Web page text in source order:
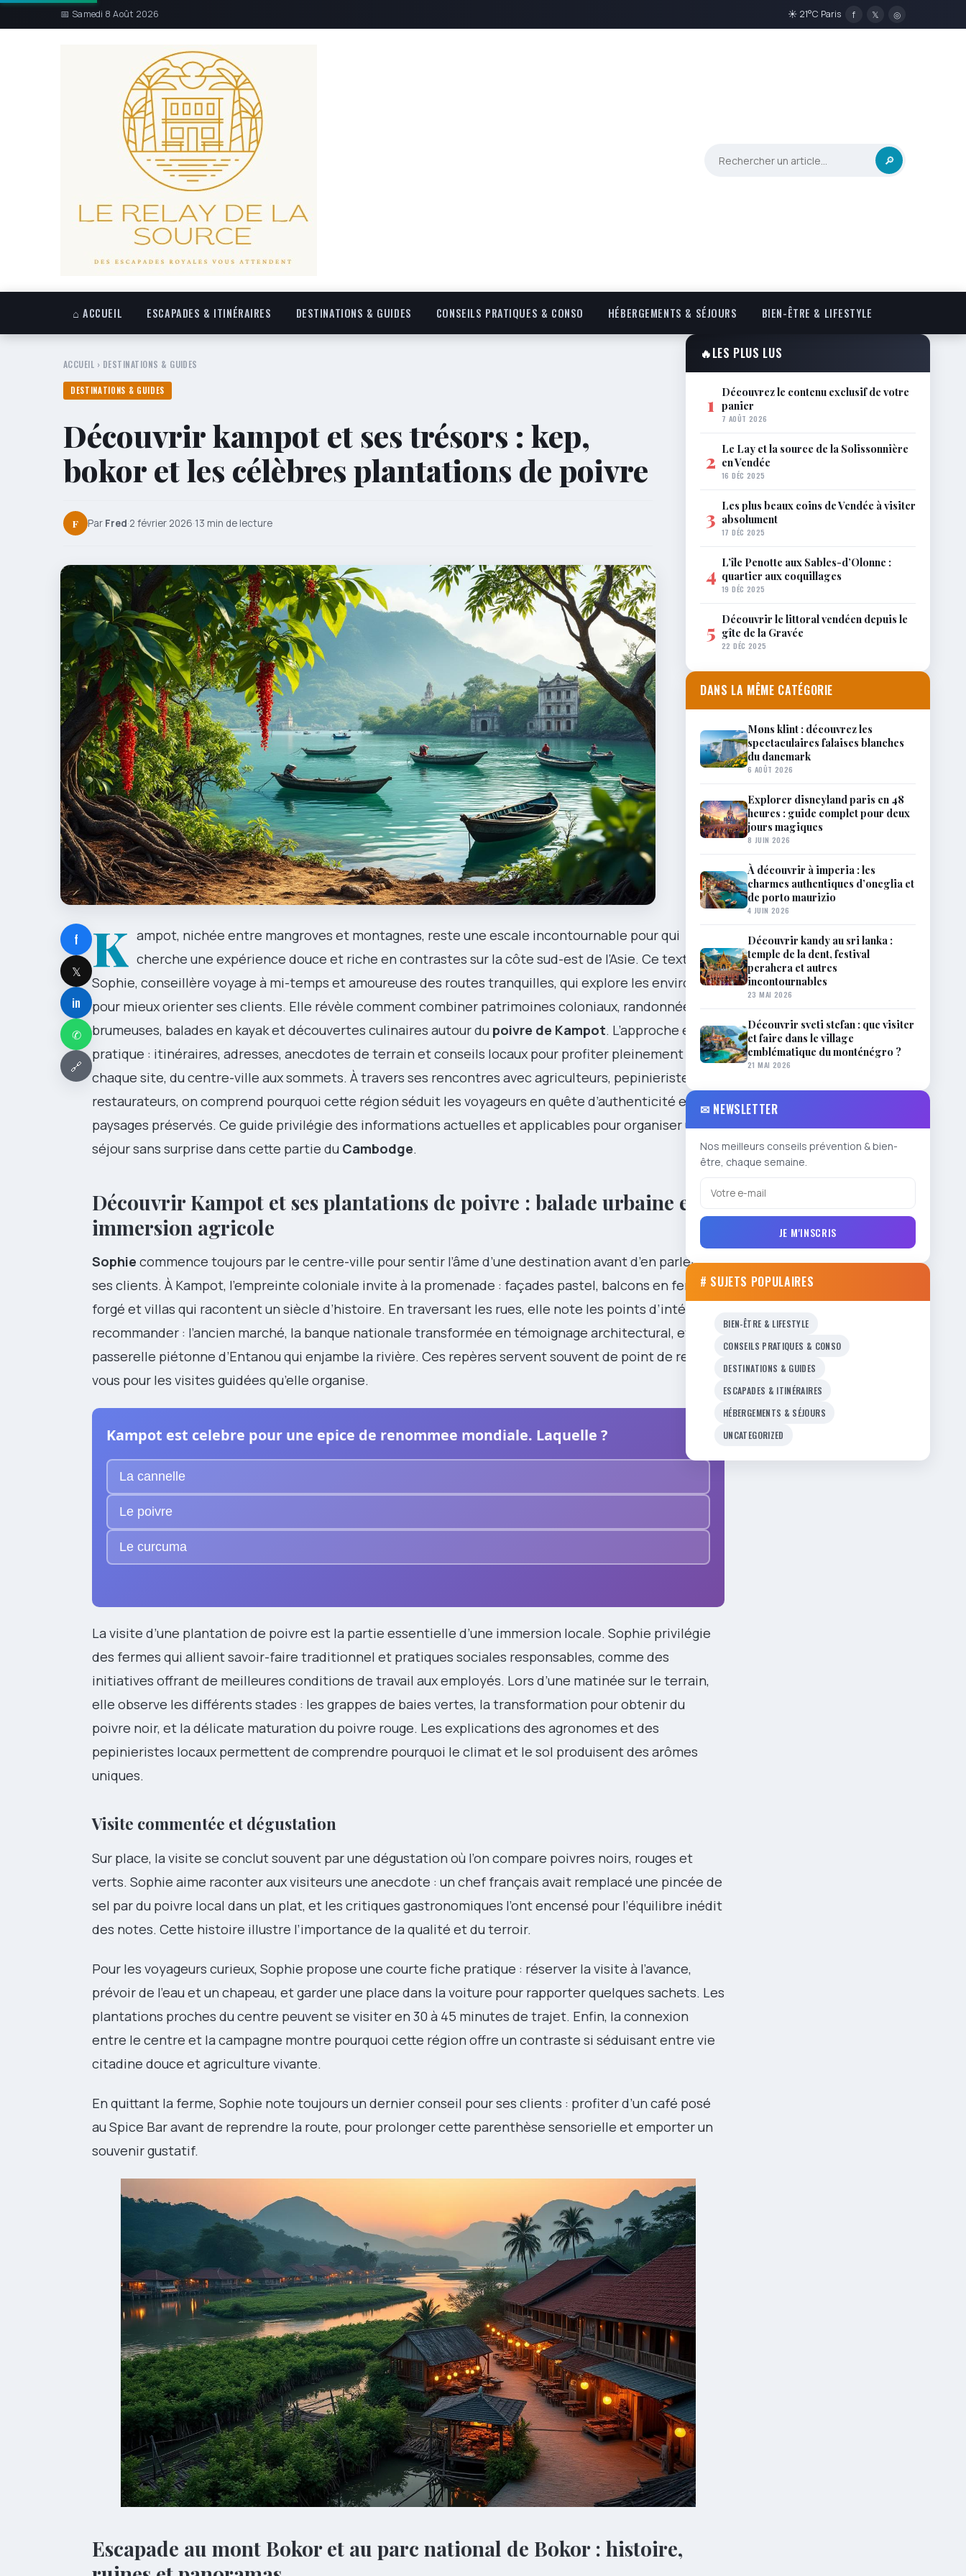
📅 Samedi 8 Août 2026 ☀ 21°C Paris f 𝕏 ◎
🔎
⌂ ACCUEIL ESCAPADES & ITINÉRAIRES DESTINATIONS & GUIDES CONSEILS PRATIQUES & CONSO HÉBERGEMENTS & SÉJOURS BIEN-ÊTRE & LIFESTYLE
ACCUEIL › DESTINATIONS & GUIDES
DESTINATIONS & GUIDES
Découvrir kampot et ses trésors : kep,
bokor et les célèbres plantations de poivre
F Par Fred·2 février 2026·13 min de lecture
f
𝕏
in
✆
🔗
K ampot, nichée entre mangroves et montagnes, reste une escale incontournable pour qui
cherche une expérience douce et riche en contrastes sur la côte sud-est de l’Asie. Ce texte suit
Sophie, conseillère voyage à mi-temps et amoureuse des routes tranquilles, qui explore les environs
pour mieux orienter ses clients. Elle révèle comment combiner patrimoines coloniaux, randonnées
brumeuses, balades en kayak et découvertes culinaires autour du poivre de Kampot. L’approche est
pratique : itinéraires, adresses, anecdotes de terrain et conseils locaux pour profiter pleinement de
chaque site, du centre-ville aux sommets. À travers ses rencontres avec agriculteurs, pepinieristes et
restaurateurs, on comprend pourquoi cette région séduit les voyageurs en quête d’authenticité et de
paysages préservés. Ce guide privilégie des informations actuelles et applicables pour organiser un
séjour sans surprise dans cette partie du Cambodge.
Découvrir Kampot et ses plantations de poivre : balade urbaine et
immersion agricole
Sophie commence toujours par le centre-ville pour sentir l’âme d’une destination avant d’en parler à
ses clients. À Kampot, l’empreinte coloniale invite à la promenade : façades pastel, balcons en fer
forgé et villas qui racontent un siècle d’histoire. En traversant les rues, elle note les points d’intérêt à
recommander : l’ancien marché, la banque nationale transformée en témoignage architectural, et la
passerelle piétonne d’Entanou qui enjambe la rivière. Ces repères servent souvent de point de rendez-
vous pour les visites guidées qu’elle organise.
Kampot est celebre pour une epice de renommee mondiale. Laquelle ?
La cannelle
Le poivre
Le curcuma
La visite d’une plantation de poivre est la partie essentielle d’une immersion locale. Sophie privilégie
des fermes qui allient savoir-faire traditionnel et pratiques sociales responsables, comme des
initiatives offrant de meilleures conditions de travail aux employés. Lors d’une matinée sur le terrain,
elle observe les différents stades : les grappes de baies vertes, la transformation pour obtenir du
poivre noir, et la délicate maturation du poivre rouge. Les explications des agronomes et des
pepinieristes locaux permettent de comprendre pourquoi le climat et le sol produisent des arômes
uniques.
Visite commentée et dégustation
Sur place, la visite se conclut souvent par une dégustation où l’on compare poivres noirs, rouges et
verts. Sophie aime raconter aux visiteurs une anecdote : un chef français avait remplacé une pincée de
sel par du poivre local dans un plat, et les critiques gastronomiques l’ont encensé pour l’équilibre inédit
des notes. Cette histoire illustre l’importance de la qualité et du terroir.
Pour les voyageurs curieux, Sophie propose une courte fiche pratique : réserver la visite à l’avance,
prévoir de l’eau et un chapeau, et garder une place dans la voiture pour rapporter quelques sachets. Les
plantations proches du centre peuvent se visiter en 30 à 45 minutes de trajet. Enfin, la connexion
entre le centre et la campagne montre pourquoi cette région offre un contraste si séduisant entre vie
citadine douce et agriculture vivante.
En quittant la ferme, Sophie note toujours un dernier conseil pour ses clients : profiter d’un café posé
au Spice Bar avant de reprendre la route, pour prolonger cette parenthèse sensorielle et emporter un
souvenir gustatif.
Escapade au mont Bokor et au parc national de Bokor : histoire,
🔥LES PLUS LUS
1 Découvrez le contenu exclusif de votre
panier
7 AOÛT 2026
2 Le Lay et la source de la Solissonnière
en Vendée
16 DÉC 2025
3 Les plus beaux coins de Vendée à visiter
absolument
17 DÉC 2025
4 L’île Penotte aux Sables-d’Olonne :
quartier aux coquillages
19 DÉC 2025
5 Découvrir le littoral vendéen depuis le
gîte de la Gravée
22 DÉC 2025
DANS LA MÊME CATÉGORIE
Møns klint : découvrez les
spectaculaires falaises blanches
du danemark
6 AOÛT 2026
Explorer disneyland paris en 48
heures : guide complet pour deux
jours magiques
8 JUIN 2026
À découvrir à imperia : les
charmes authentiques d’oneglia et
de porto maurizio
4 JUIN 2026
Découvrir kandy au sri lanka :
temple de la dent, festival
perahera et autres
incontournables
23 MAI 2026
Découvrir sveti stefan : que visiter
et faire dans le village
emblématique du monténégro ?
21 MAI 2026
✉ NEWSLETTER
Nos meilleurs conseils prévention & bien-
être, chaque semaine.
JE M'INSCRIS
# SUJETS POPULAIRES
BIEN-ÊTRE & LIFESTYLE
CONSEILS PRATIQUES & CONSO
DESTINATIONS & GUIDES
ESCAPADES & ITINÉRAIRES
HÉBERGEMENTS & SÉJOURS
UNCATEGORIZED